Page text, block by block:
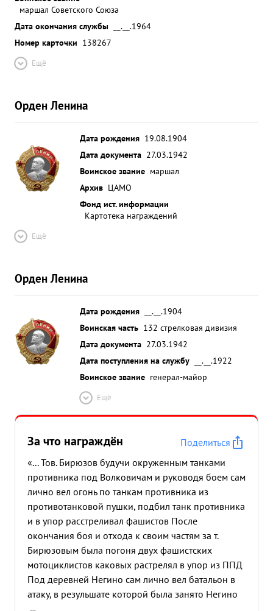
маршал Советского Союза
Дата окончания службы
__.__.1964
Номер карточки 138267
Ещё
Орден Ленина
Дата рождения 19.08.1904
Дата документа 27.03.1942
Воинское звание маршал
Архив ЦАМО
Фонд ист. информации
Картотека награждений
Ещё
Орден Ленина
Дата рождения
__.__.1904
Воинская часть 132 стрелковая дивизия
Дата документа 27.03.1942
Дата поступления на службу
__.__.1922
Воинское звание генерал-майор
Ещё
За что награждён
Поделиться
«... Тов. Бирюзов будучи окруженным танками
противника под Волковичам и руководя боем сам
лично вел огонь по танкам противника из
противотанковой пушки, подбил танк противника
и в упор расстреливал фашистов После
окончания боя и отхода к своим частям за т.
Бирюзовым была погоня двух фашистских
мотоциклистов каковых растрелял в упор из ППД
Под деревней Негино сам лично вел батальон в
атаку, в резульшате которой была занято Негино
уничтожено много живой силы противника, 4